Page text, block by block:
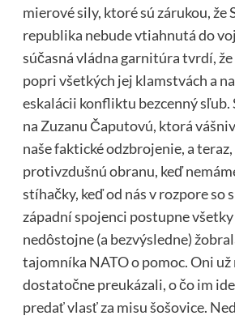
mierové sily, ktoré sú zárukou, že
republika nebude vtiahnutá do
súčasná vládna garnitúra tvrdí, že
popri všetkých jej klamstvách a
eskalácii konfliktu bezcenný sľub.
na Zuzanu Čaputovú, ktorá
naše faktické odzbrojenie, a
protivzdušnú obranu, keď
stíhačky, keď od nás v rozpore so
západní spojenci postupne
nedôstojne (a bezvýsledne)
tajomníka NATO o pomoc. Oni už
dostatočne preukázali, o čo im
predať vlasť za misu šošovice.